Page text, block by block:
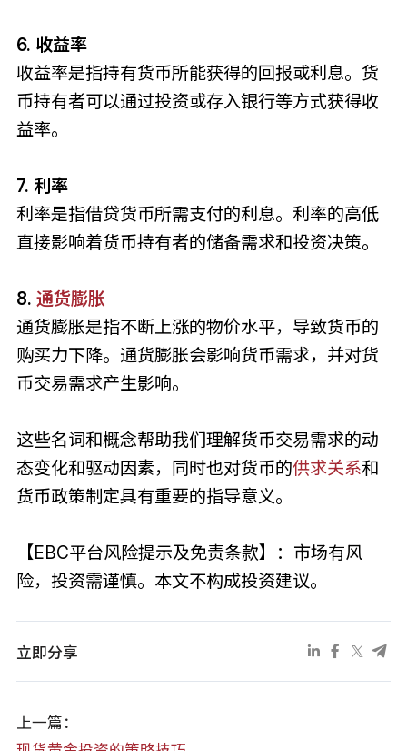
6. 收益率
收益率是指持有货币所能获得的回报或利息。货
币持有者可以通过投资或存入银行等方式获得收
益率。
7. 利率
利率是指借贷货币所需支付的利息。利率的高低
直接影响着货币持有者的储备需求和投资决策。
8. 通货膨胀
通货膨胀是指不断上涨的物价水平，导致货币的
购买力下降。通货膨胀会影响货币需求，并对货
币交易需求产生影响。
这些名词和概念帮助我们理解货币交易需求的动
态变化和驱动因素，同时也对货币的供求关系和
货币政策制定具有重要的指导意义。
【EBC平台风险提示及免责条款】：市场有风
险，投资需谨慎。本文不构成投资建议。
立即分享
上一篇：